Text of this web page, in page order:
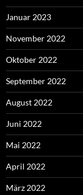
Januar 2023
November 2022
Oktober 2022
September 2022
August 2022
Juni 2022
Mai 2022
April 2022
März 2022